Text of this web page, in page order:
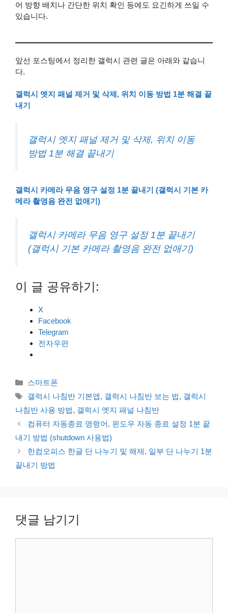
어 방향 배치나 간단한 위치 확인 등에도 요긴하게 쓰일 수
있습니다.
앞선 포스팅에서 정리한 갤럭시 관련 글은 아래와 같습니
다.
갤럭시 엣지 패널 제거 및 삭제, 위치 이동 방법 1분 해결 끝
내기
갤럭시 엣지 패널 제거 및 삭제, 위치 이동
방법 1분 해결 끝내기
갤럭시 카메라 무음 영구 설정 1분 끝내기 (갤럭시 기본 카
메라 촬영음 완전 없애기)
갤럭시 카메라 무음 영구 설정 1분 끝내기
(갤럭시 기본 카메라 촬영음 완전 없애기)
이 글 공유하기:
X
Facebook
Telegram
전자우편
카
테
고
리
스마트폰
태
그
갤럭시 나침반 기본앱, 갤럭시 나침반 보는 법, 갤럭시
나침반 사용 방법, 갤럭시 엣지 패널 나침반
컴퓨터 자동종료 명령어, 윈도우 자동 종료 설정 1분 끝
내기 방법 (shutdown 사용법)
한컴오피스 한글 단 나누기 및 해제, 일부 단 나누기 1분
끝내기 방법
댓글 남기기